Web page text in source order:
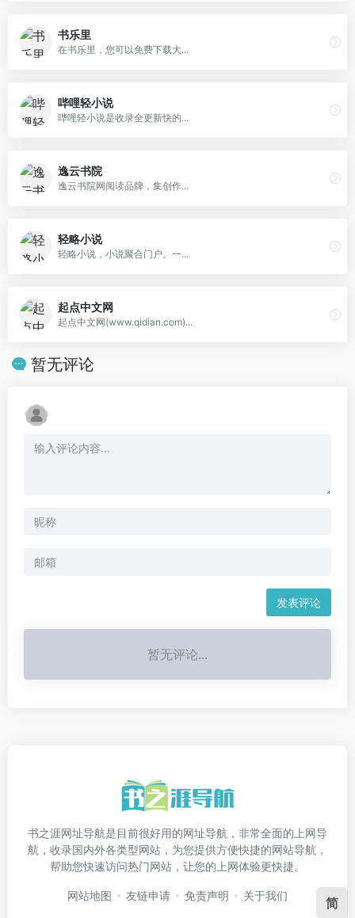
书乐里
在书乐里，您可以免费下载大...
哔哩轻小说
哔哩轻小说是收录全更新快的...
逸云书院
逸云书院网阅读品牌，集创作...
轻略小说
轻略小说，小说聚合门户。一...
起点中文网
起点中文网(www.qidian.com)...
暂无评论
发表评论
暂无评论...
书之涯网址导航是目前很好用的网址导航，非常全面的上网导
航，收录国内外各类型网站，为您提供方便快捷的网站导航，
帮助您快速访问热门网站，让您的上网体验更快捷。
网站地图 友链申请 免责声明 关于我们 简